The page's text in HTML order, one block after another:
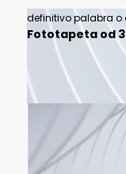
Fototapeta od